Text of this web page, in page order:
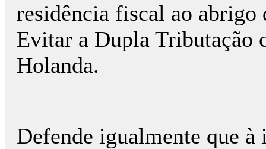
residência fiscal ao abrigo
Evitar a Dupla Tributação
Holanda.
Defende igualmente que à